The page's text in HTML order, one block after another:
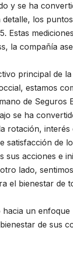
y se ha
los
Estas
la compañía
principal de
estamos
de Seguros
se ha
rotación,
satisfacción de
sus acciones e
lado,
el bienestar
un
de sus